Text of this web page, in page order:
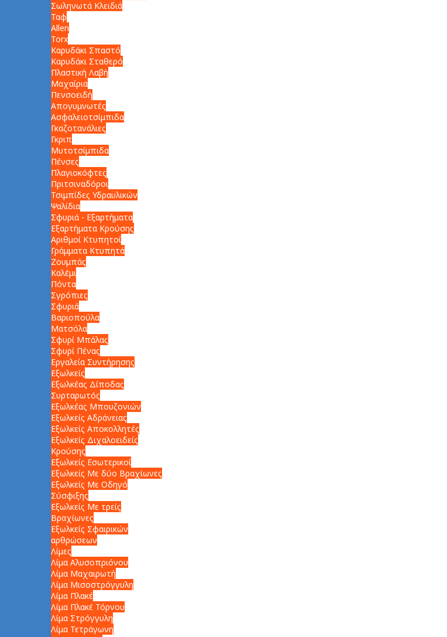
Σωληνωτά Κλειδιά
Ταφ
Allen
Torx
Καρυδάκι Σπαστό
Καρυδάκι Σταθερό
Πλαστική Λαβή
Μαχαίρια
Πενσοειδή
Απογυμνωτές
Ασφαλειοτσίμπιδα
Γκαζοτανάλιες
Γκριπ
Μυτοτσίμπιδα
Πένσες
Πλαγιοκόφτες
Πριτσιναδόροι
Τσιμπίδες Υδραυλικών
Ψαλίδια
Σφυριά - Εξαρτήματα
Εξαρτήματα Κρούσης
Αριθμοί Κτυπητοί
Γράμματα Κτυπητά
Ζουμπάς
Καλέμι
Πόντα
Σγρόπιες
Σφυριά
Βαριοπούλα
Ματσόλα
Σφυρί Μπάλας
Σφυρί Πένας
Εργαλεία Συντήρησης
Εξωλκείς
Εξωλκέας Δίποδας
Συρταρωτός
Εξωλκέας Μπουζονιών
Εξωλκείς Αδράνειας
Εξωλκείς Αποκολλητές
Εξωλκείς Διχαλοειδείς
Κρούσης
Εξωλκείς Εσωτερικοί
Εξωλκείς Με δύο Βραχίωνες
Εξωλκείς Με Οδηγό
Σύσφιξης
Εξωλκείς Με τρείς
Βραχίωνες
Εξωλκείς Σφαιρικών
αρθρώσεων
Λίμες
Λίμα Αλυσοπριόνου
Λίμα Μαχαιρωτή
Λίμα Μισοστρόγγυλη
Λίμα Πλακέ
Λίμα Πλακέ Τόρνου
Λίμα Στρόγγυλη
Λίμα Τετράγωνη